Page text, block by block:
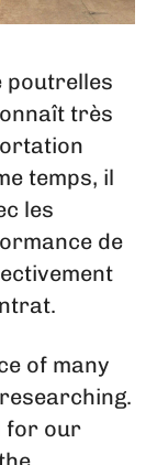
poutrelles
très
temps, il
les
de
of many
for our